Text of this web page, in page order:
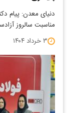
دنیای معدن: پیام
مناسبت سالروز
۳ خرداد ۱۴۰۴